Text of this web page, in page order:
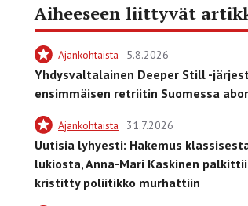
Aiheeseen liittyvät
Ajankohtaista 5.8.2026
Yhdysvaltalainen Deeper Still -
ensimmäisen retriitin Suomessa
Ajankohtaista 31.7.2026
Uutisia lyhyesti: Hakemus
lukiosta, Anna-Mari Kaskinen
kristitty poliitikko murhattiin